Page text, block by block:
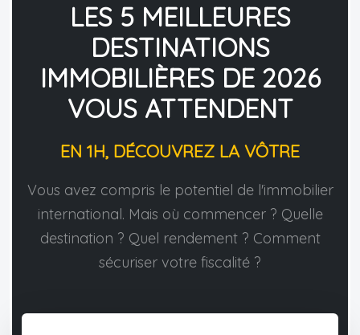
LES 5 MEILLEURES
DESTINATIONS
IMMOBILIÈRES DE 2026
VOUS ATTENDENT
EN 1H, DÉCOUVREZ LA VÔTRE
Vous avez compris le potentiel de l'immobilier
international. Mais où commencer ? Quelle
destination ? Quel rendement ? Comment
sécuriser votre fiscalité ?